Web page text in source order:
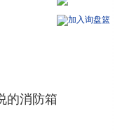
加入询盘篮
的消防箱